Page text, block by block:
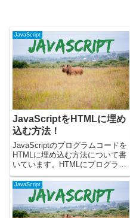
JavaScript
JavaScriptをHTMLに埋め
込む方法！
JavaScriptのプログラムコードを
HTMLに埋め込む方法について書
いています。HTMLにプログラム
を埋め込むにはscriptタグを使い
ます。JavaScriptのコードを
HTMLに埋め込むには？HTMLの
中にscriptタグを書いて、...
JavaScript